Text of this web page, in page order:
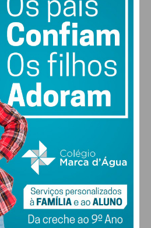
28
SEG
29
TER
ALTERAR
EM PAÇOS DE